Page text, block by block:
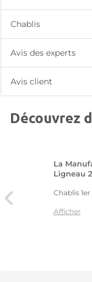
Chablis
Avis des experts
Avis client
Découvrez
La
Ligneau
Chablis
Afficher